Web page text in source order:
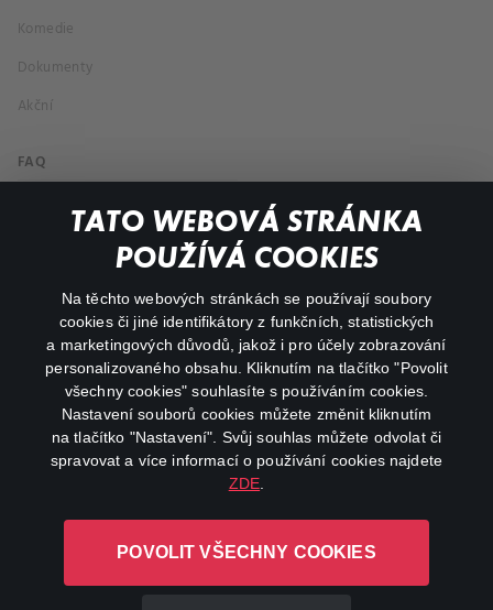
TATO WEBOVÁ STRÁNKA
POUŽÍVÁ COOKIES
Na těchto webových stránkách se používají soubory
cookies či jiné identifikátory z funkčních, statistických
a marketingových důvodů, jakož i pro účely zobrazování
personalizovaného obsahu. Kliknutím na tlačítko "Povolit
všechny cookies" souhlasíte s používáním cookies.
Nastavení souborů cookies můžete změnit kliknutím
na tlačítko "Nastavení". Svůj souhlas můžete odvolat či
spravovat a více informací o používání cookies najdete
ZDE
POVOLIT VŠECHNY COOKIES
Komedie
Dokumenty
Akční
FAQ
Můj účet
Důležité odkazy
facebookinstagram
youtube
L-1246 Luxembourg R.C.S.